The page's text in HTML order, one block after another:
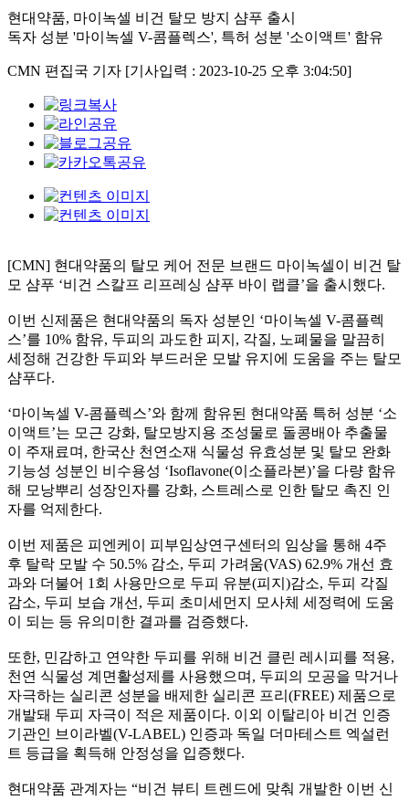
현대약품, 마이녹셀 비건 탈모 방지 샴푸 출시
독자 성분 '마이녹셀 V-콤플렉스', 특허 성분 '소이액트' 함유
CMN 편집국 기자 [기사입력 : 2023-10-25 오후 3:04:50]
[CMN] 현대약품의 탈모 케어 전문 브랜드 마이녹셀이 비건 탈
모 샴푸 ‘비건 스칼프 리프레싱 샴푸 바이 랩클’을 출시했다.
이번 신제품은 현대약품의 독자 성분인 ‘마이녹셀 V-콤플렉
스’를 10% 함유, 두피의 과도한 피지 , 각질, 노폐물을 말끔히
세정해 건강한 두피와 부드러운 모발 유지에 도움을 주는 탈모
샴푸다.
‘마이녹셀 V-콤플렉스’와 함께 함유된 현대약품 특허 성분 ‘소
이액트’는 모근 강화, 탈모방지용 조성물로 돌콩배아 추출물
이 주재료며 , 한국산 천연소재 식물성 유효성분 및 탈모 완화
기능성 성분인 비수용성 ‘Isoflavone(이소플라본)’을 다량 함유
해 모낭뿌리 성장인자를 강화, 스트레스로 인한 탈모 촉진 인
자를 억제한다.
이번 제품은 피엔케이 피부임상연구센터의 임상을 통해 4주
후 탈락 모발 수 50.5% 감소, 두피 가려움(VAS) 62.9% 개선 효
과와 더불어 1 회 사용만으로 두피 유분(피지 )감소, 두피 각질
감소, 두피 보습 개선 , 두피 초미세먼지 모사체 세정력에 도움
이 되는 등 유의미한 결과를 검증했다.
또한, 민감하고 연약한 두피를 위해 비건 클린 레시피를 적용,
천연 식물성 계면활성제를 사용했으며 , 두피의 모공을 막거나
자극하는 실리콘 성분을 배제한 실리콘 프리 (FREE) 제품으로
개발돼 두피 자극이 적은 제품이다. 이외 이탈리아 비건 인증
기관인 브이라벨(V-LABEL) 인증과 독일 더마테스트 엑설런
트 등급을 획득해 안정성을 입증했다.
현대약품 관계자는 “비건 뷰티 트렌드에 맞춰 개발한 이번 신